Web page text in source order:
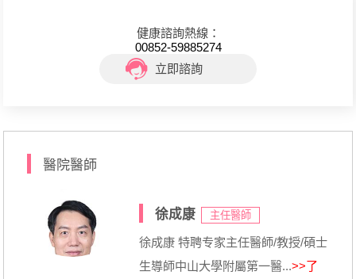
健康諮詢熱線：
00852-59885274
立即諮詢
醫院醫師
徐成康 主任醫師
徐成康 特聘专家主任醫師/教授/碩士
生導師中山大學附屬第一醫...>>了